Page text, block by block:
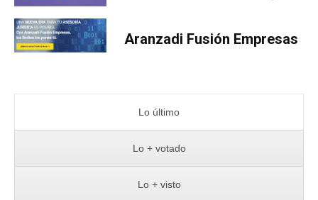
Aranzadi Fusión Empresas
Lo último
Lo + votado
Lo + visto